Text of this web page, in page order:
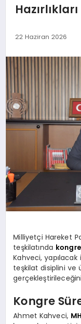
DÜNYA
EKONOMI
HABERLER
SAĞLIK
SPOR
TEKNOLOJI
22 Haziran 2026
Milliyetçi Hareket
teşkilatında kongre
Kahveci,
teşkilat disiplini ve
Kongre
Ahmet Kahveci,